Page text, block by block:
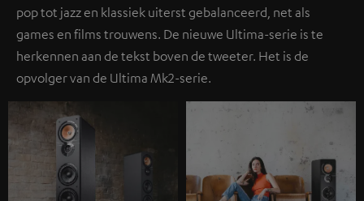
pop tot jazz en klassiek uiterst gebalanceerd, net als
games en films trouwens. De nieuwe Ultima-serie is te
herkennen aan de tekst boven de tweeter. Het is de
opvolger van de Ultima Mk2-serie.